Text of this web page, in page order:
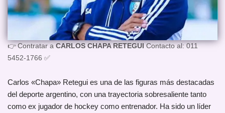
👉 Contratar aCARLOS CHAPA RETEGUIContacto al: 011
5452-1766 ✅
Carlos «Chapa» Retegui es una de las figuras más destacadas
del deporte argentino, con una trayectoria sobresaliente tanto
como ex jugador de hockey como entrenador. Ha sido un líder